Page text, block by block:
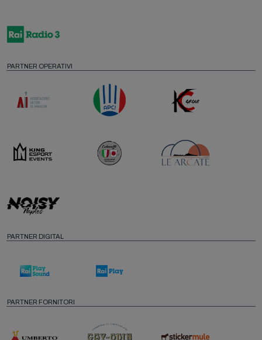
PARTNER OPERATIVI
PARTNER DIGITAL
PARTNER FORNITORI